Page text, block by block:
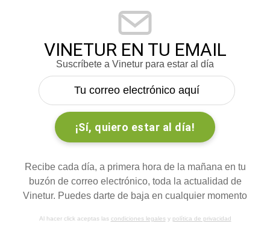
VINETUR EN TU EMAIL
Suscríbete a Vinetur para estar al día
Recibe cada día, a primera hora de la mañana en tu
buzón de correo electrónico, toda la actualidad de
Vinetur. Puedes darte de baja en cualquier momento
Al hacer click aceptas las condiciones legalesy política de privacidad